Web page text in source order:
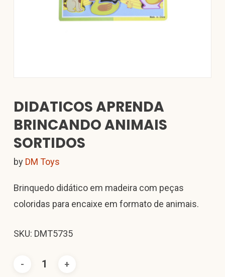
DIDATICOS APRENDA
BRINCANDO ANIMAIS
SORTIDOS
by DM Toys
Brinquedo didático em madeira com peças
coloridas para encaixe em formato de animais.
SKU: DMT5735